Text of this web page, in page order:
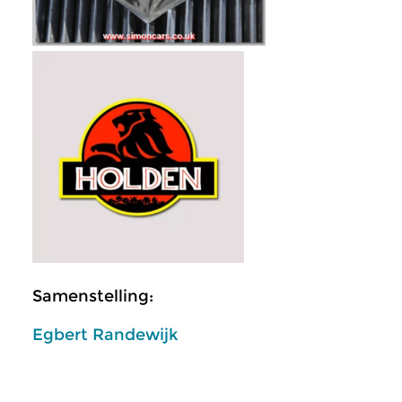
Samenstelling:
Egbert Randewijk